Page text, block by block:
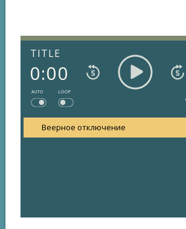
TITLE
0:00
AUTO LOOP
Веерное отключение